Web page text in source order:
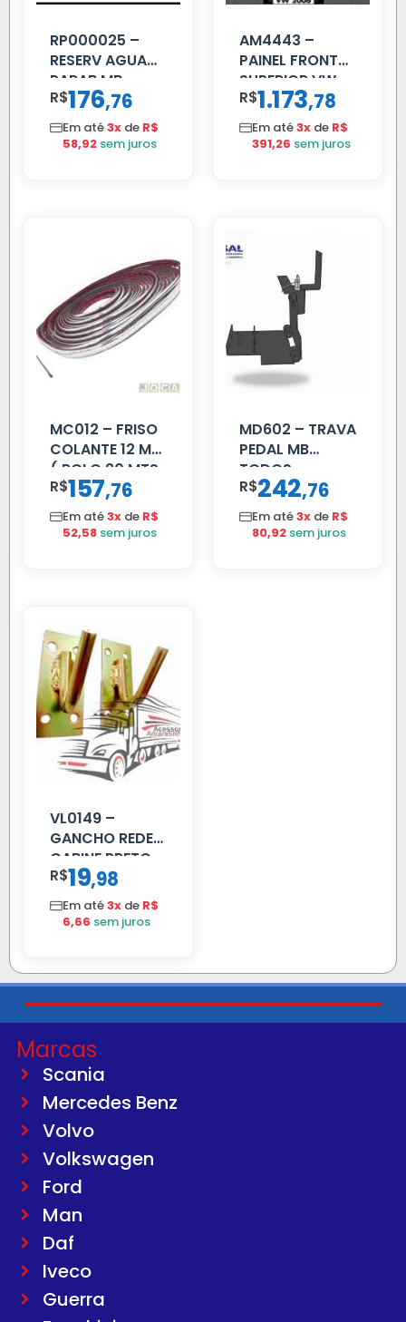
RP000025 –
RESERV AGUA
PARAB MB
ACCELO
C/TAMPA
R$176,76
Em até3x de R$
58,92 sem juros
AM4443 –
PAINEL FRONTAL
SUPERIOR VW
DELIVERY
R$1.173,78
Em até3x de R$
391,26 sem juros
MC012 – FRISO
COLANTE 12 MM
( ROLO 20 MTS
)
R$157,76
Em até3x de R$
52,58 sem juros
MD602 – TRAVA
PEDAL MB
TODOS
R$242,76
Em até3x de R$
80,92 sem juros
VL0149 –
GANCHO REDE
CABINE PRETO
R$19,98
Em até3x de R$
6,66 sem juros
Marcas
Scania
Mercedes Benz
Volvo
Volkswagen
Ford
Man
Daf
Iveco
Guerra